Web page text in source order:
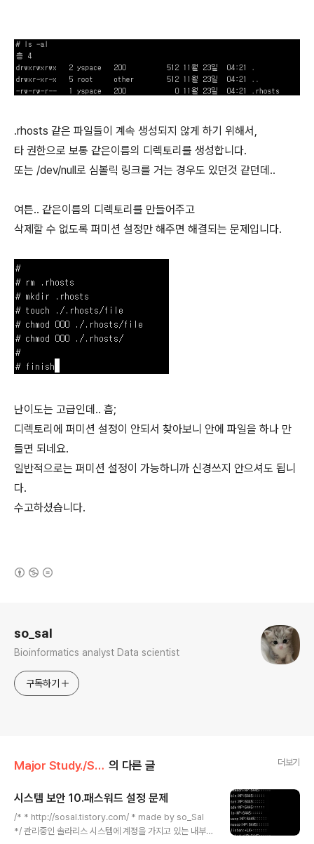
.rhosts 같은 파일들이 계속 생성되지 않게 하기 위해서,
타 권한으로 보통 같은이름의 디렉토리를 생성합니다.
또는 /dev/null로 심볼릭 링크를 거는 경우도 있던것 같던데..
여튼.. 같은이름의 디렉토리를 만들어주고
삭제할 수 없도록 퍼미션 설정만 해주면 해결되는 문제입니다.
난이도는 고급인데.. 흠;
디렉토리에 퍼미션 설정이 안되서 찾아보니 안에 파일을 하나 만
들면 되네요.
일반적으로는 퍼미션 설정이 가능하니까 신경쓰지 안으셔도 됩니
다.
수고하셨습니다.
so_sal
Bioinformatics analyst Data scientist
구독하기
Major Study./System hacking 의 다른 글 더보기
시스템 보안 10.패스워드 설정 문제
/* * http://sosal.tistory.com/ * made by so_Sal
*/ 관리중인 솔라리스 시스템에 계정을 가지고 있는 내부